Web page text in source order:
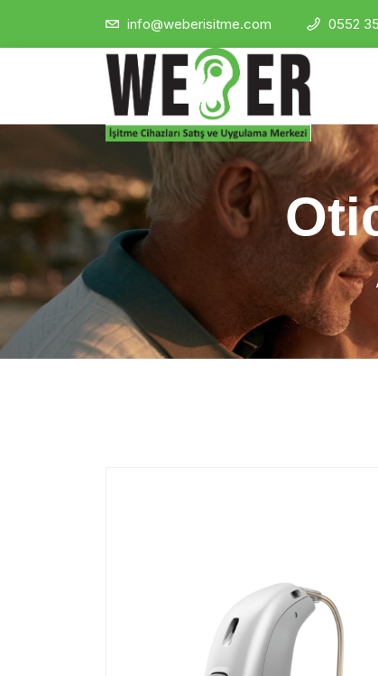
info@weberisitme.com 0552